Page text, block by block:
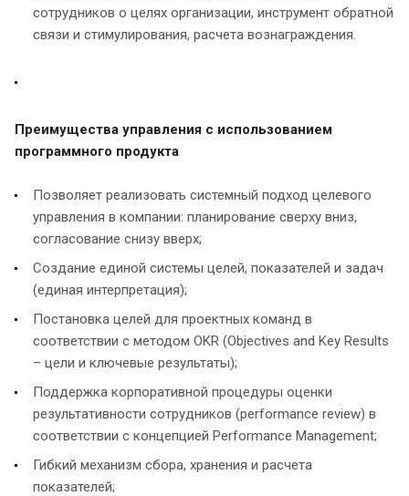
сотрудников о целях организации, инструмент обратной
связи и стимулирования, расчета вознаграждения.
Преимущества управления с использованием
программного продукта
Позволяет реализовать системный подход целевого
управления в компании: планирование сверху вниз,
согласование снизу вверх;
Создание единой системы целей, показателей и задач
(единая интерпретация);
Постановка целей для проектных команд в
соответствии с методом OKR (Objectives and Key Results
– цели и ключевые результаты);
Поддержка корпоративной процедуры оценки
результативности сотрудников (performance review) в
соответствии с концепцией Performance Management;
Гибкий механизм сбора, хранения и расчета
показателей;